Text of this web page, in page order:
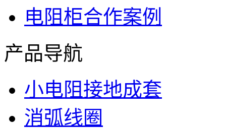
电阻柜合作案例
产品导航
小电阻接地成套
消弧线圈